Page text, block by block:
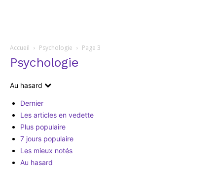
Accueil Psychologie Page 3
Psychologie
Au hasard
Dernier
Les articles en vedette
Plus populaire
7 jours populaire
Les mieux notés
Au hasard